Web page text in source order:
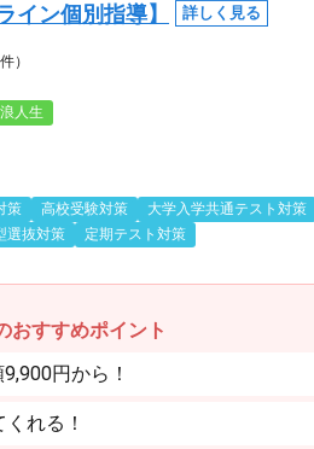
イン個別指導】 詳しく見る
）
浪人生
策 高校受験対策 大学入学共通テスト対策
選抜対策 定期テスト対策
おすすめポイント
円から！
れる！